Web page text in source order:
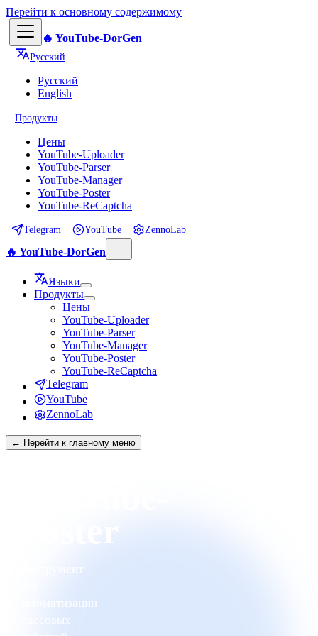
Перейти к основному содержимому
🔥 YouTube-DorGen
Русский
Русский
English
Продукты
Цены
YouTube-Uploader
YouTube-Parser
YouTube-Manager
YouTube-Poster
YouTube-ReCaptcha
Telegram YouTube ZennoLab
🔥 YouTube-DorGen
Языки
Продукты
Цены
YouTube-Uploader
YouTube-Parser
YouTube-Manager
YouTube-Poster
YouTube-ReCaptcha
Telegram
YouTube
ZennoLab
← Перейти к главному меню
Poster
Инструмент
автоматизации
массовых